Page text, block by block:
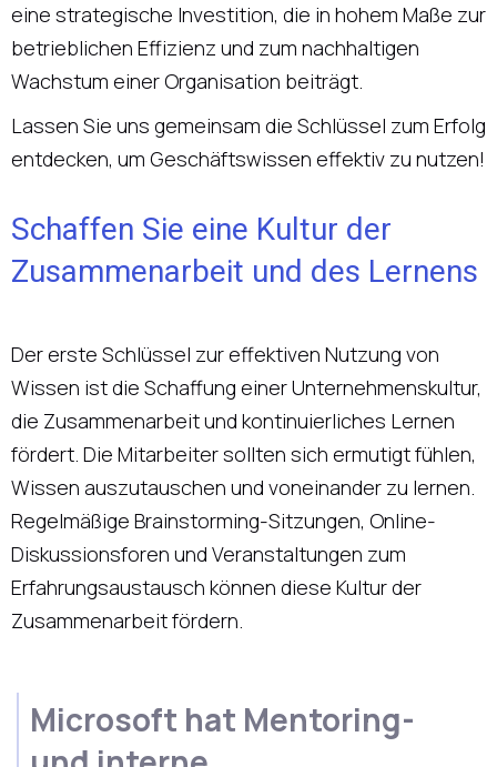
eine strategische Investition, die in hohem Maße zur
betrieblichen Effizienz und zum nachhaltigen
Wachstum einer Organisation beiträgt.
Lassen Sie uns gemeinsam die Schlüssel zum Erfolg
entdecken, um Geschäftswissen effektiv zu nutzen!
Schaffen Sie eine Kultur der
Zusammenarbeit und des Lernens
Der erste Schlüssel zur effektiven Nutzung von
Wissen ist die Schaffung einer Unternehmenskultur,
die Zusammenarbeit und kontinuierliches Lernen
fördert. Die Mitarbeiter sollten sich ermutigt fühlen,
Wissen auszutauschen und voneinander zu lernen.
Regelmäßige Brainstorming-Sitzungen, Online-
Diskussionsforen und Veranstaltungen zum
Erfahrungsaustausch können diese Kultur der
Zusammenarbeit fördern.
Microsoft hat Mentoring-